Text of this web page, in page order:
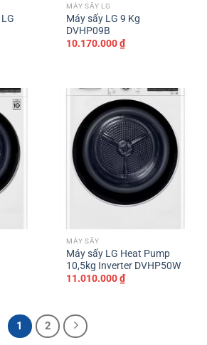
MÁY SẤY LG
Máy sấy LG 9 Kg
DVHP09B
10.170.000₫
MÁY SẤY
Máy sấy LG Heat Pump
10,5kg Inverter DVHP50W
11.010.000₫
1 2